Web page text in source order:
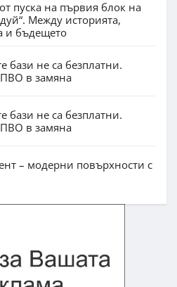
пуска на първия блок на
Между историята,
и бъдещето
бази не са безплатни.
в замяна
бази не са безплатни.
в замяна
– модерни повърхности с